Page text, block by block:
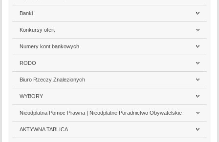
Banki
Konkursy ofert
Numery kont bankowych
RODO
Biuro Rzeczy Znalezionych
WYBORY
Nieodpłatna Pomoc Prawna | Nieodpłatne Poradnictwo Obywatelskie
AKTYWNA TABLICA